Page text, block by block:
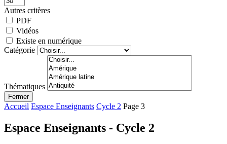
Autres critères
PDF
Vidéos
Existe en numérique
Catégorie
Thématiques
Fermer
Accueil Espace Enseignants Cycle 2 Page 3
Espace Enseignants - Cycle 2